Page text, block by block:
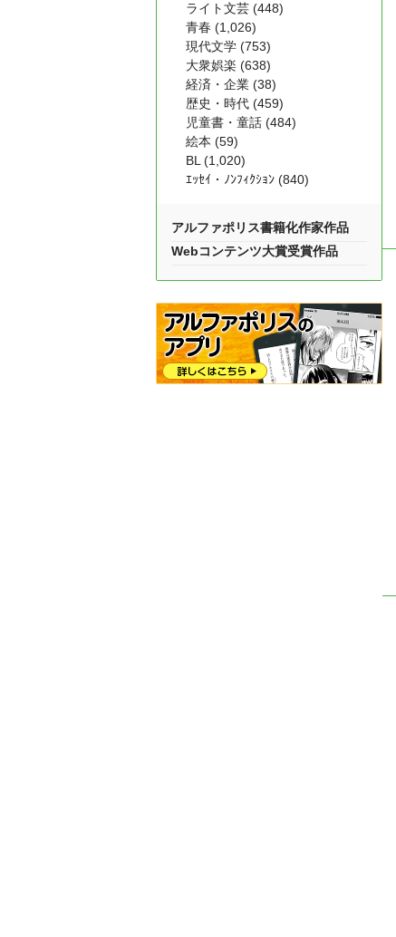
ライト文芸 (448)
青春 (1,026)
現代文学 (753)
大衆娯楽 (638)
経済・企業 (38)
歴史・時代 (459)
児童書・童話 (484)
絵本 (59)
BL (1,020)
ｴｯｾｲ・ﾉﾝﾌｨｸｼｮﾝ (840)
アルファポリス書籍化作家作品
Webコンテンツ大賞受賞作品